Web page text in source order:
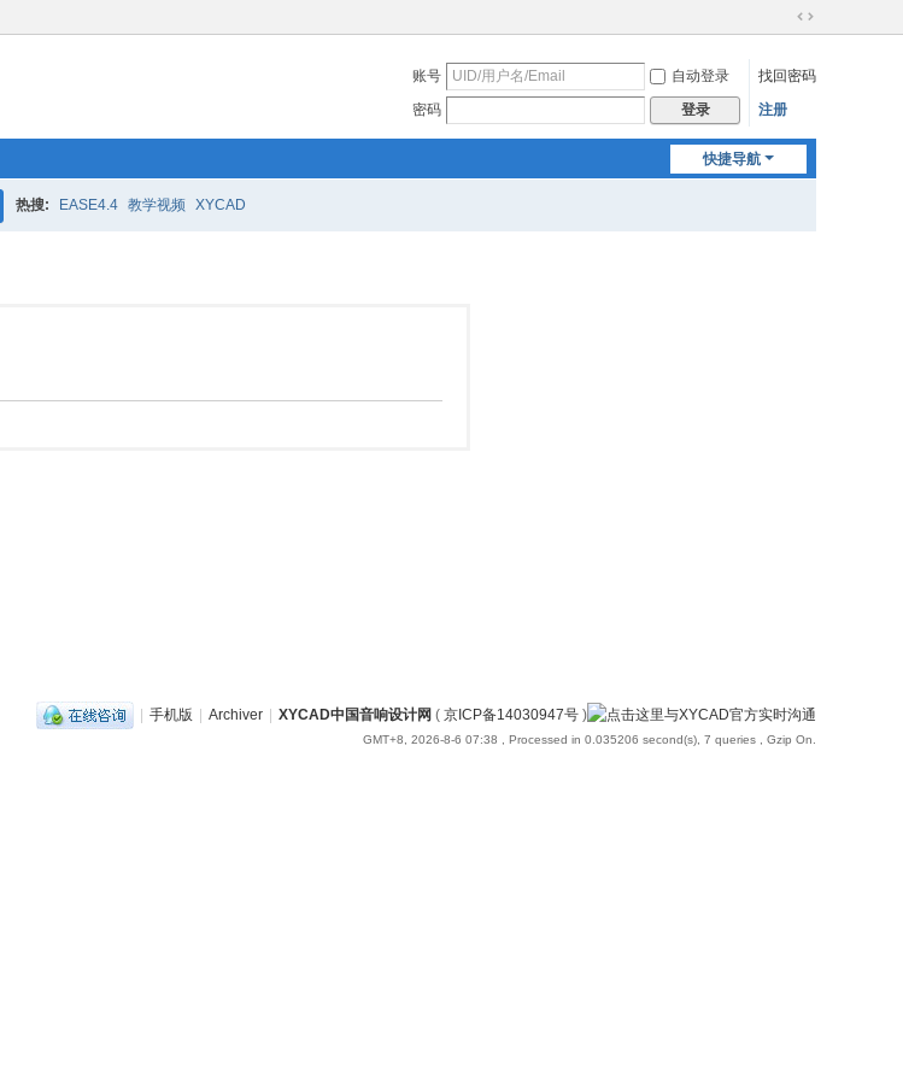
切
到
账号 自动登录
找回密码
密码
登录 注册
快捷导航
热搜: EASE4.4 教学视频 XYCAD
| 手机版 | Archiver | XYCAD中国音响设计网 ( 京ICP备14030947号 )
GMT+8, 2026-8-6 07:38 , Processed in 0.035206 second(s), 7 queries , Gzip On.